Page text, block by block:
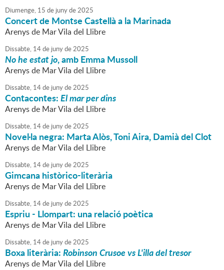
Diumenge, 15 de junyde2025
Concert de Montse Castellà a la Marinada
Arenys de Mar Vila del Llibre
Dissabte, 14de junyde2025
No he estat jo, amb Emma Mussoll
Arenys de Mar Vila del Llibre
Dissabte, 14de junyde2025
Contacontes:El mar per dins
Arenys de Mar Vila del Llibre
Dissabte, 14de junyde2025
Novel·la negra: Marta Alòs, Toni Aira, Damià del Clot
Arenys de Mar Vila del Llibre
Dissabte, 14de junyde2025
Gimcana històrico-literària
Arenys de Mar Vila del Llibre
Dissabte, 14de junyde2025
Espriu - Llompart: una relació poètica
Arenys de Mar Vila del Llibre
Dissabte, 14de junyde2025
Boxa literària:Robinson Crusoe vs L'illa del tresor
Arenys de Mar Vila del Llibre